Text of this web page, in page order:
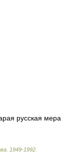
русская мера
1949-1992